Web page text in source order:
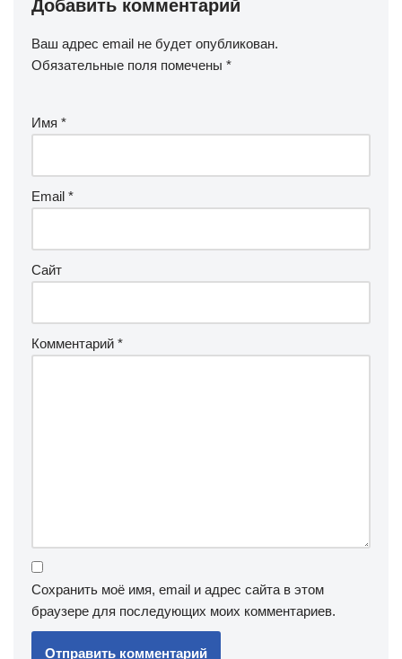
Добавить комментарий
Ваш адрес email не будет опубликован.
Обязательные поля помечены *
Имя *
Email *
Сайт
Комментарий *
Сохранить моё имя, email и адрес сайта в этом
браузере для последующих моих комментариев.